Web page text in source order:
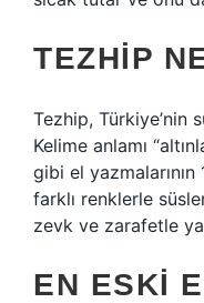
TEZHIP
Tezhip, Türkiye’nin
Kelime anlamı
gibi el
farklı renklerle
zevk ve zarafetle
EN ESKI